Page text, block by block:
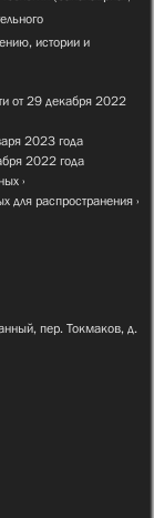
истории и
от 29 декабря 2022
2023 года
2022 года
для распространения
пер. Токмаков, д.